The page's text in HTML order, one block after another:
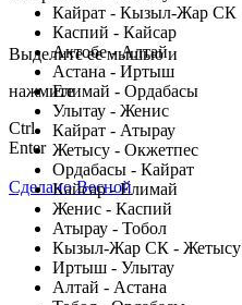
Кайрат - Кызыл-Жар СК
Каспий - Кайсар
Актобе - Алтай
Астана - Иртыш
Елимай - Ордабасы
Улытау - Женис
Кайрат - Атырау
Жетысу - Окжетпес
Ордабасы - Кайрат
Кайсар - Елимай
Женис - Каспий
Атырау - Тобол
Кызыл-Жар СК - Жетысу
Иртыш - Улытау
Алтай - Астана
Заметили ошибку в тексте?
Выделите ее мышью и
нажмите
Ctrl
Enter
Сделано Весной